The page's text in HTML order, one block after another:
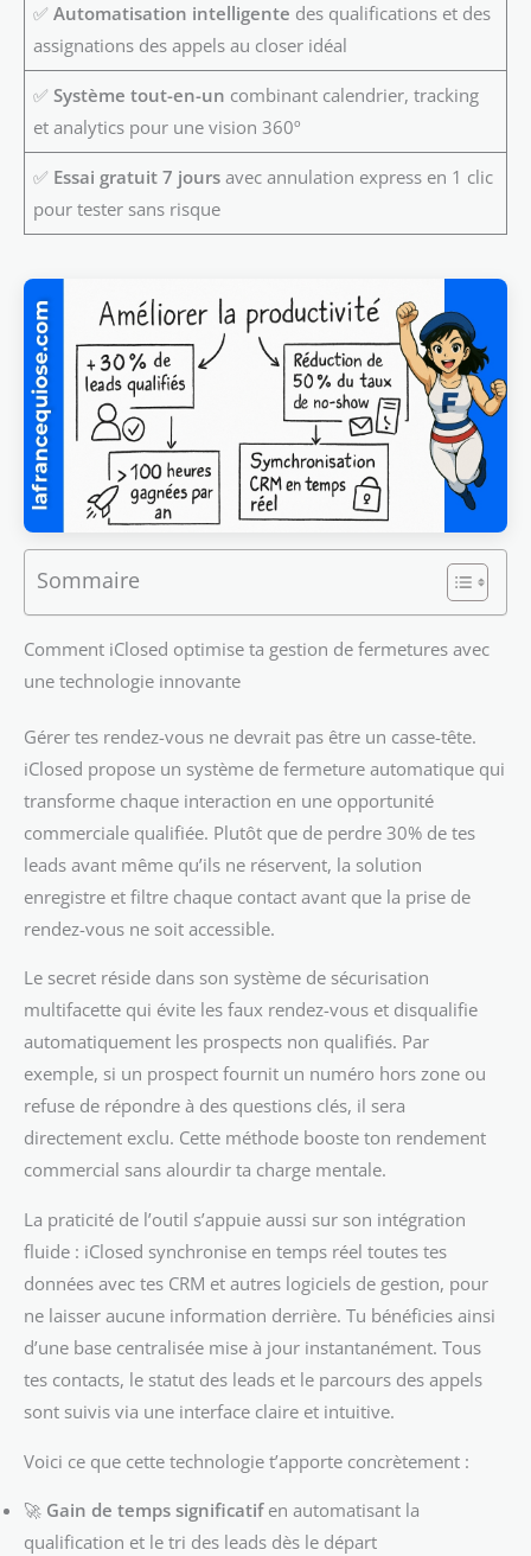
✅Automatisation intelligente des qualifications et des
assignations des appels au closer idéal
✅Système tout-en-un combinant calendrier, tracking
et analytics pour une vision 360º
✅ Essai gratuit 7 jours avec annulation express en 1 clic
pour tester sans risque
Sommaire
Comment iClosed optimise ta gestion de fermetures avec
une technologie innovante
Gérer tes rendez-vous ne devrait pas être un casse-tête.
iClosed propose un système de fermeture automatique qui
transforme chaque interaction en une opportunité
commerciale qualifiée. Plutôt que de perdre 30% de tes
leads avant même qu’ils ne réservent, la solution
enregistre et filtre chaque contact avant que la prise de
rendez-vous ne soit accessible.
Le secret réside dans son système de sécurisation
multifacette qui évite les faux rendez-vous et disqualifie
automatiquement les prospects non qualifiés. Par
exemple, si un prospect fournit un numéro hors zone ou
refuse de répondre à des questions clés, il sera
directement exclu. Cette méthode booste ton rendement
commercial sans alourdir ta charge mentale.
La praticité de l’outil s’appuie aussi sur son intégration
fluide : iClosed synchronise en temps réel toutes tes
données avec tes CRM et autres logiciels de gestion, pour
ne laisser aucune information derrière. Tu bénéficies ainsi
d’une base centralisée mise à jour instantanément. Tous
tes contacts, le statut des leads et le parcours des appels
sont suivis via une interface claire et intuitive.
Voici ce que cette technologie t’apporte concrètement :
🚀 Gain de temps significatifen automatisant la
qualification et le tri des leads dès le départ